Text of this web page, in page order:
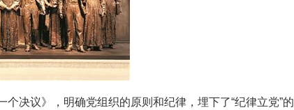
议》，明确党组织的原则和纪律，埋下了“纪律立党”的